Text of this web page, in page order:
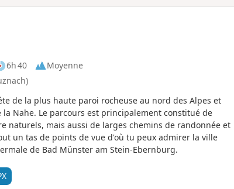
6h 40
Moyenne
de la plus haute paroi rocheuse au nord des Alpes et
Nahe. Le parcours est principalement constitué de
naturels, mais aussi de larges chemins de randonnée et
un tas de points de vue d'où tu peux admirer la ville
de Bad Münster am Stein-Ebernburg.